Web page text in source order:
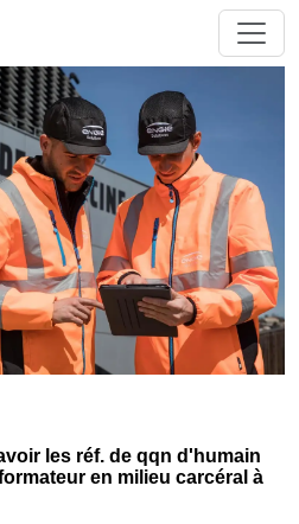
les réf. de qqn d'humain
en milieu carcéral à